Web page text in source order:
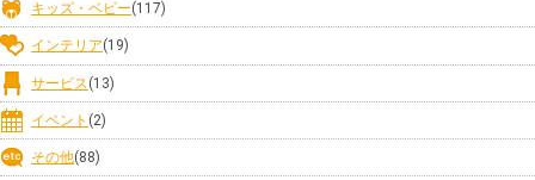
キッズ・ベビー(117)
インテリア(19)
サービス (13)
イベント (2)
その他(88)